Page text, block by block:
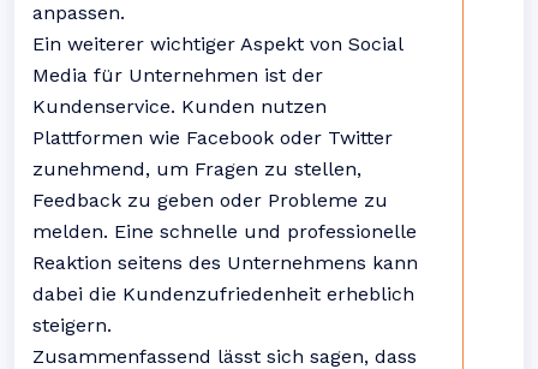
anpassen.
Ein weiterer wichtiger Aspekt von Social
Media für Unternehmen ist der
Kundenservice. Kunden nutzen
Plattformen wie Facebook oder Twitter
zunehmend, um Fragen zu stellen,
Feedback zu geben oder Probleme zu
melden. Eine schnelle und professionelle
Reaktion seitens des Unternehmens kann
dabei die Kundenzufriedenheit erheblich
steigern.
Zusammenfassend lässt sich sagen, dass